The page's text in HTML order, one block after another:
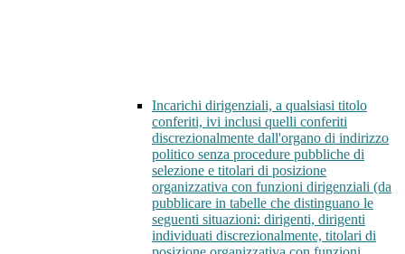
Incarichi dirigenziali, a qualsiasi titolo
conferiti, ivi inclusi quelli conferiti
discrezionalmente dall'organo di indirizzo
politico senza procedure pubbliche di
selezione e titolari di posizione
organizzativa con funzioni dirigenziali (da
pubblicare in tabelle che distinguano le
seguenti situazioni: dirigenti, dirigenti
individuati discrezionalmente, titolari di